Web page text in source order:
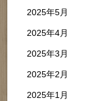
2025年5月
2025年4月
2025年3月
2025年2月
2025年1月